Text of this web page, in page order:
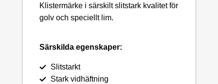
Klistermärke i särskilt slitstark kvalitet för
golv och speciellt lim.
Särskilda egenskaper:
Slitstarkt
Stark vidhäftning